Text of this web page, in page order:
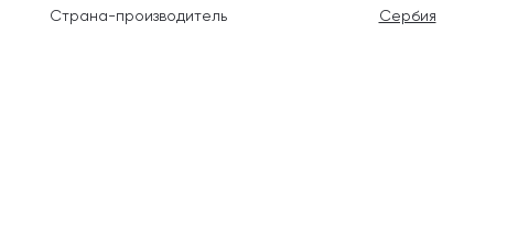
Страна-производитель
Сербия